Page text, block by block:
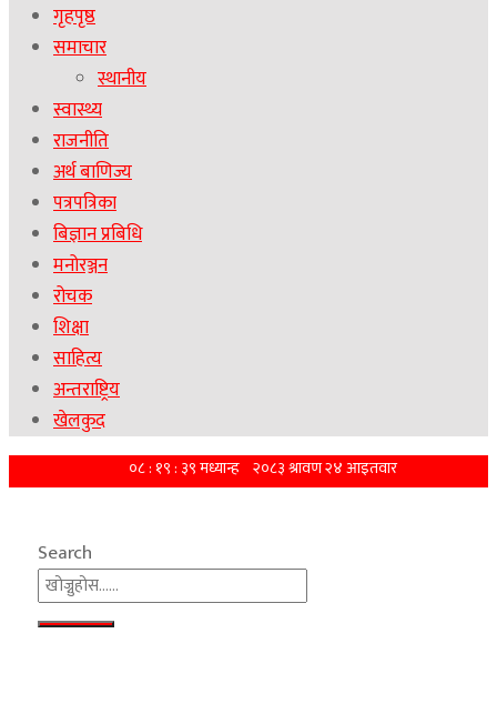
गृहपृष्ठ
समाचार
स्थानीय
स्वास्थ्य
राजनीति
अर्थ बाणिज्य
पत्रपत्रिका
बिज्ञान प्रबिधि
मनोरञ्जन
रोचक
शिक्षा
साहित्य
अन्तराष्ट्रिय
खेलकुद
Search